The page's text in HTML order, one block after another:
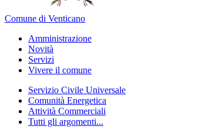
Comune di Venticano
Amministrazione
Novità
Servizi
Vivere il comune
Servizio Civile Universale
Comunità Energetica
Attività Commerciali
Tutti gli argomenti...